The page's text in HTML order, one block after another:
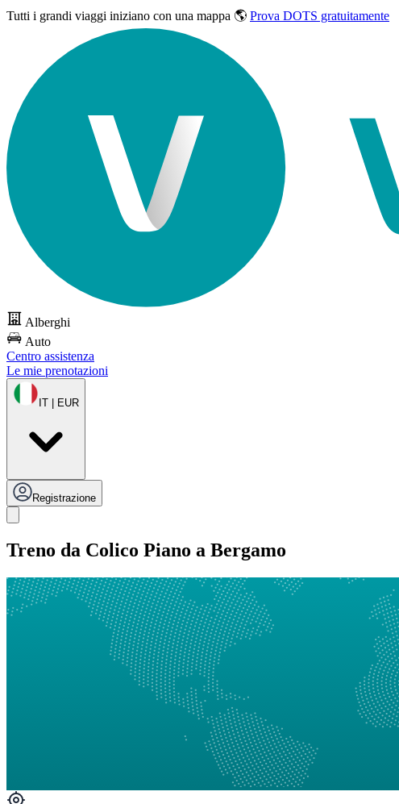
Tutti i grandi viaggi iniziano con una mappa 🌎 Prova DOTS gratuitamente
Alberghi
Auto
Centro assistenza
Le mie prenotazioni
IT | EUR
Registrazione
Treno da Colico Piano a Bergamo